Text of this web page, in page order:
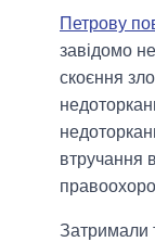
Петрову
завідомо
скоєння
втручання
Затримали